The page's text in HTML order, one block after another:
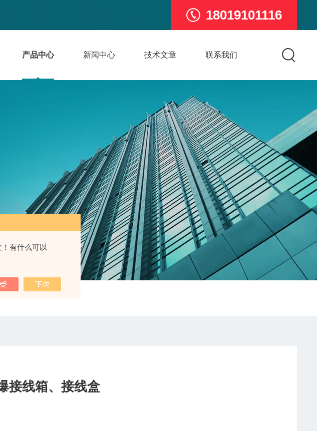
有什么可以
18019101116
产品中心 新闻中心 技术文章 联系我们
接线箱、接线盒